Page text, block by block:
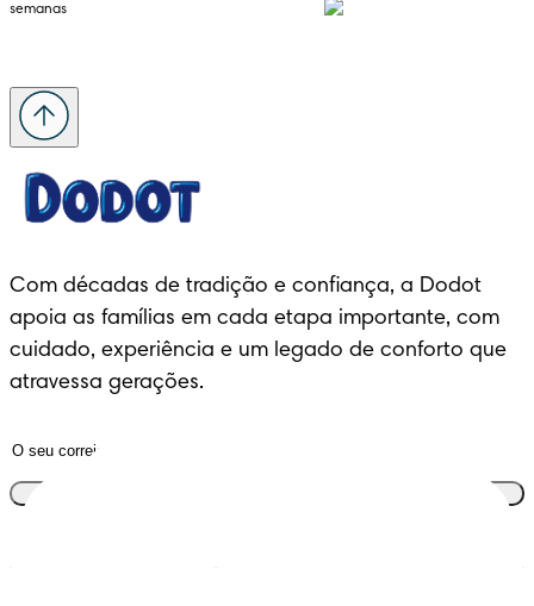
semanas
Com décadas de tradição e confiança, a Dodot
apoia as famílias em cada etapa importante, com
cuidado, experiência e um legado de conforto que
atravessa gerações.